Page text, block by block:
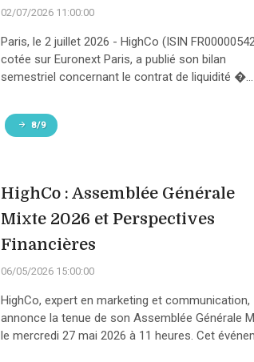
02/07/2026 11:00:00
Paris, le 2 juillet 2026 - HighCo (ISIN
cotée sur Euronext Paris, a publié son bilan
semestriel concernant le contrat de liquidité �...
8/9
HighCo : Assemblée Générale
Mixte 2026 et Perspectives
Financières
06/05/2026 15:00:00
HighCo, expert en marketing et communication,
annonce la tenue de son Assemblée Générale
le mercredi 27 mai 2026 à 11 heures. Cet